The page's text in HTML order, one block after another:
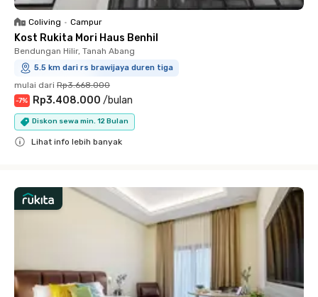
Coliving • Campur
Kost Rukita Mori Haus Benhil
Bendungan Hilir, Tanah Abang
5.5 km dari rs brawijaya duren tiga
mulai dari Rp3.668.000
-7% Rp3.408.000 /bulan
Diskon sewa min. 12 Bulan
Lihat info lebih banyak